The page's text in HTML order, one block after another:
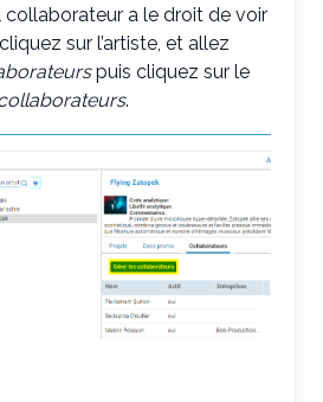
collaborateur a le droit de voir
sur l’artiste, et allez
puis cliquez sur le
.